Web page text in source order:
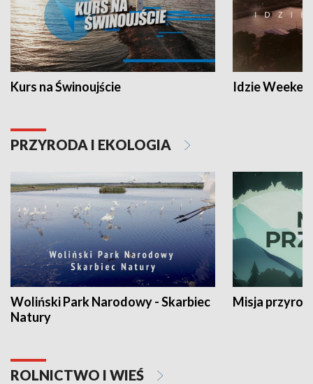
Kurs na Świnoujście Idzie
PRZYRODA I EKOLOGIA
Woliński Park Narodowy - Skarbiec
Natury
Misja
ROLNICTWO I WIEŚ